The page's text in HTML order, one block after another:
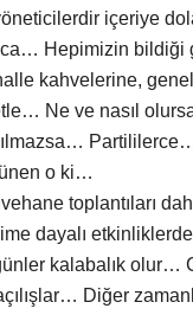
içeriye
Hepimizin
kahvelerine,
Ne ve nasıl
o ki…
toplantıları
dayalı
kalabalık olur…
Diğer